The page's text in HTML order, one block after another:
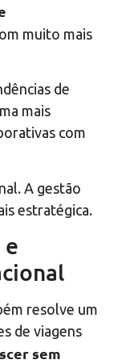
muito mais
de
mais
com
A gestão
estratégica.
e
resolve um
de viagens
sem